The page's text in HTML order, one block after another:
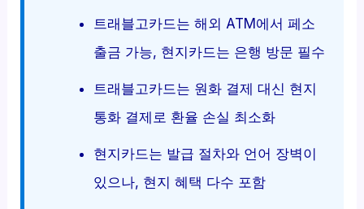
트래블고카드는 해외 ATM에서 페소
출금 가능, 현지카드는 은행 방문 필수
트래블고카드는 원화 결제 대신 현지
통화 결제로 환율 손실 최소화
현지카드는 발급 절차와 언어 장벽이
있으나, 현지 혜택 다수 포함